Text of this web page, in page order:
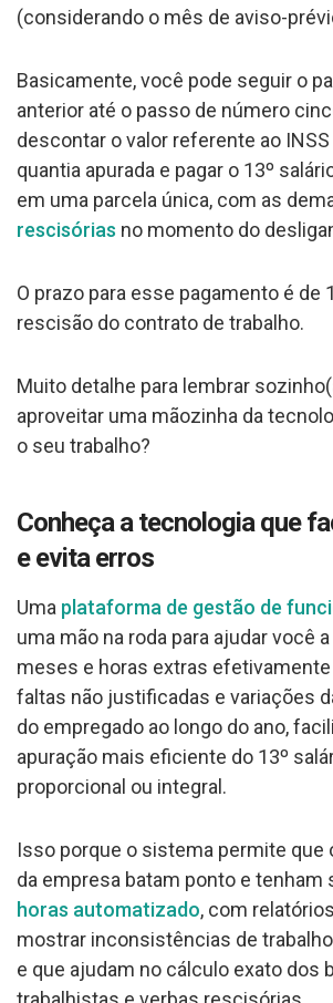
(considerando o mês de aviso-
Basicamente, você pode seguir o
anterior até o passo de número
descontar o valor referente ao INSS
quantia apurada e pagar o 13º
em uma parcela única, com as
rescisórias no momento do
O prazo para esse pagamento é de
rescisão do contrato de trabalho.
Muito detalhe para lembrar
aproveitar uma mãozinha da
o seu trabalho?
Conheça a tecnologia que
e evita erros
Uma plataforma de gestão de
uma mão na roda para ajudar você
meses e horas extras efetivamente
faltas não justificadas e variações
do empregado ao longo do ano,
apuração mais eficiente do 13º
proporcional ou integral.
Isso porque o sistema permite que
da empresa batam ponto e tenham
horas automatizado, com
mostrar inconsistências de
e que ajudam no cálculo exato dos